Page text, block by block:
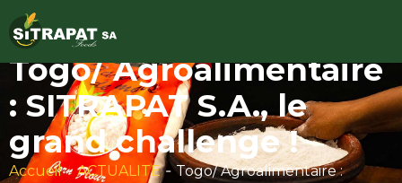
Togo/ Agroalimentaire
: SITRAPAT S.A., le
grand challenge !
Accueil- ACTUALITE-Togo/ Agroalimentaire :